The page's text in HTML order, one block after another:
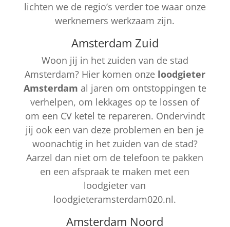
lichten we de regio’s verder toe waar onze
werknemers werkzaam zijn.
Amsterdam Zuid
Woon jij in het zuiden van de stad
Amsterdam? Hier komen onze loodgieter
Amsterdam al jaren om ontstoppingen te
verhelpen, om lekkages op te lossen of
om een CV ketel te repareren. Ondervindt
jij ook een van deze problemen en ben je
woonachtig in het zuiden van de stad?
Aarzel dan niet om de telefoon te pakken
en een afspraak te maken met een
loodgieter van
loodgieteramsterdam020.nl.
Amsterdam Noord